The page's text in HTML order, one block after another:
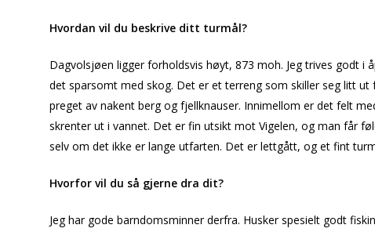
Hvordan vil du beskrive ditt turmål?
Dagvolsjøen ligger forholdsvis høyt, 873 moh. Jeg trives godt i
det sparsomt med skog. Det er et terreng som skiller seg litt
preget av nakent berg og fjellknauser. Innimellom er det felt
skrenter ut i vannet. Det er fin utsikt mot Vigelen, og man får
selv om det ikke er lange utfarten. Det er lettgått, og et fint
Hvorfor vil du så gjerne dra dit?
Jeg har gode barndomsminner derfra. Husker spesielt godt